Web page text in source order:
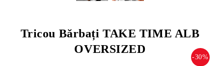
Tricou Bărbați TAKE TIME ALB
OVERSIZED
-30%